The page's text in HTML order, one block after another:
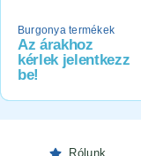
Burgonya termékek
Az árakhoz
kérlek jelentkezz
be!
Rólunk